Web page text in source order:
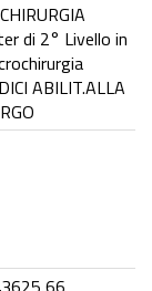
di 2° Livello in
ABILIT.ALLA